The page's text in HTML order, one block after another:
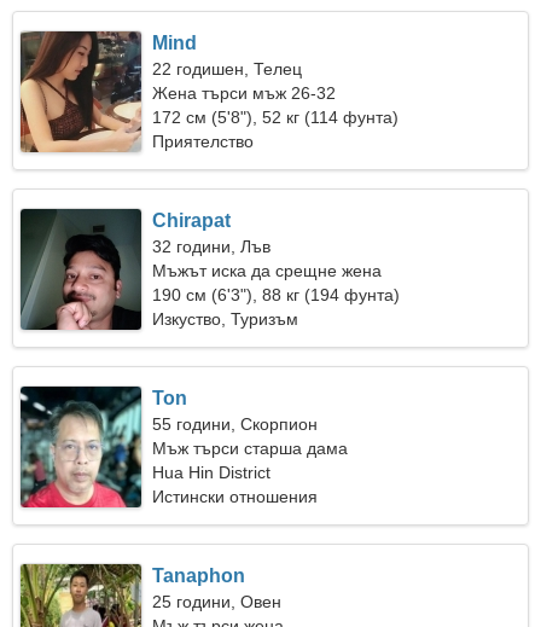
Mind
22 годишен, Телец
Жена търси мъж 26-32
172 см (5'8"), 52 кг (114 фунта)
Приятелство
Chirapat
32 години, Лъв
Мъжът иска да срещне жена
190 см (6'3"), 88 кг (194 фунта)
Изкуство, Туризъм
Ton
55 години, Скорпион
Мъж търси старша дама
Hua Hin District
Истински отношения
Tanaphon
25 години, Овен